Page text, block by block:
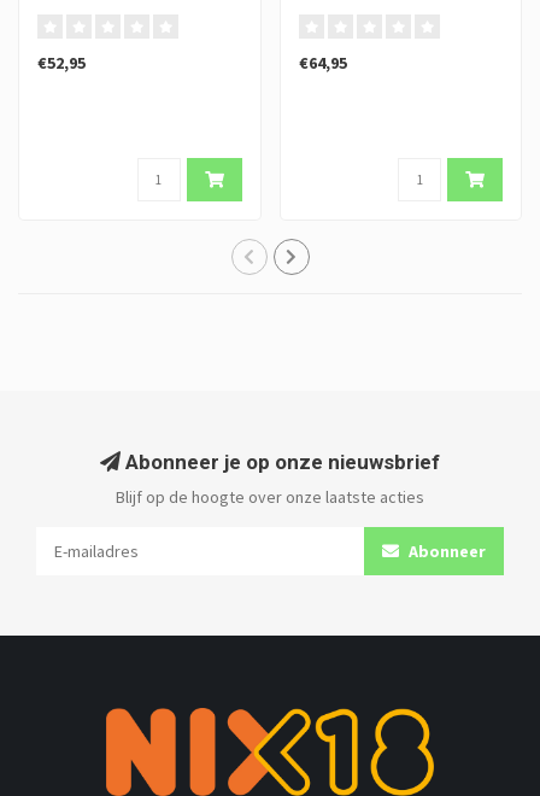
€52,95 €64,95
Abonneer je op onze nieuwsbrief
Blijf op de hoogte over onze laatste acties
Abonneer